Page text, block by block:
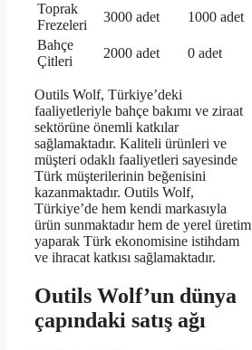
Toprak
Frezeleri
3000 adet
1000 adet
Bahçe
Çitleri
2000 adet 0 adet
Outils Wolf, Türkiye’deki
faaliyetleriyle bahçe bakımı ve ziraat
sektörüne önemli katkılar
sağlamaktadır. Kaliteli ürünleri ve
müşteri odaklı faaliyetleri sayesinde
Türk müşterilerinin beğenisini
kazanmaktadır. Outils Wolf,
Türkiye’de hem kendi markasıyla
ürün sunmaktadır hem de yerel üretim
yaparak Türk ekonomisine istihdam
ve ihracat katkısı sağlamaktadır.
Outils Wolf’un dünya
çapındaki satış ağı